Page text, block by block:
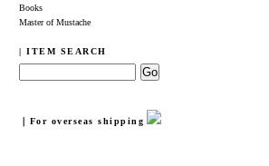
Books
Master of Mustache
| ITEM SEARCH
｜For overseas shipping